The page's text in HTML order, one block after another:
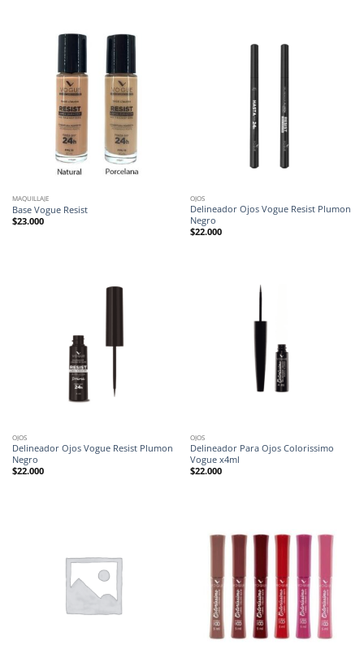
MAQUILLAJE
Base Vogue Resist
$23.000
OJOS
Delineador Ojos Vogue Resist Plumon
Negro
$22.000
OJOS
Delineador Ojos Vogue Resist Plumon
Negro
$22.000
OJOS
Delineador Para Ojos Colorissimo
Vogue x4ml
$22.000